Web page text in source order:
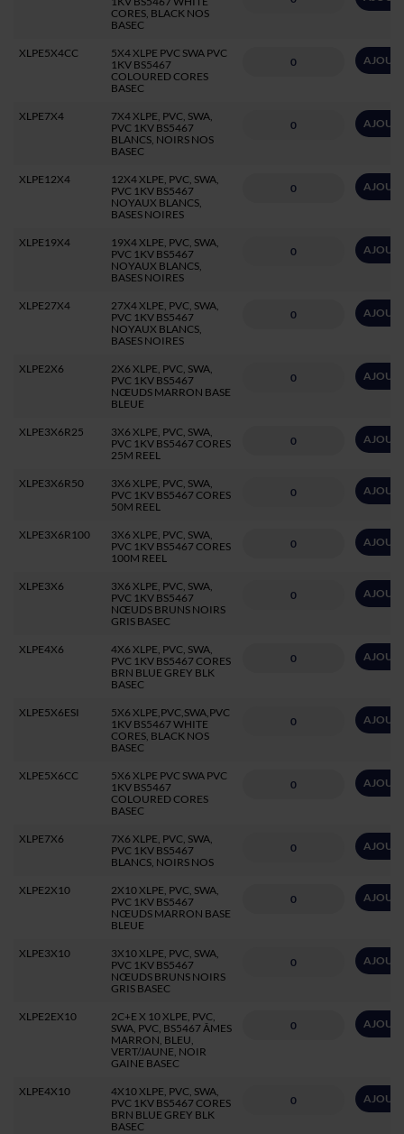
CORES, BLACK NOS
BASEC
XLPE5X4CC
5X4 XLPE PVC SWA PVC
1KV BS5467
COLOURED CORES
BASEC
XLPE7X4
7X4 XLPE, PVC, SWA,
PVC 1KV BS5467
BLANCS, NOIRS NOS
BASEC
XLPE12X4
12X4 XLPE, PVC, SWA,
PVC 1KV BS5467
NOYAUX BLANCS,
BASES NOIRES
XLPE19X4
19X4 XLPE, PVC, SWA,
PVC 1KV BS5467
NOYAUX BLANCS,
BASES NOIRES
XLPE27X4
27X4 XLPE, PVC, SWA,
PVC 1KV BS5467
NOYAUX BLANCS,
BASES NOIRES
XLPE2X6
2X6 XLPE, PVC, SWA,
PVC 1KV BS5467
NŒUDS MARRON BASE
BLEUE
XLPE3X6R25
3X6 XLPE, PVC, SWA,
PVC 1KV BS5467 CORES
25M REEL
XLPE3X6R50
3X6 XLPE, PVC, SWA,
PVC 1KV BS5467 CORES
50M REEL
XLPE3X6R100
3X6 XLPE, PVC, SWA,
PVC 1KV BS5467 CORES
100M REEL
XLPE3X6
3X6 XLPE, PVC, SWA,
PVC 1KV BS5467
NŒUDS BRUNS NOIRS
GRIS BASEC
XLPE4X6
4X6 XLPE, PVC, SWA,
PVC 1KV BS5467 CORES
BRN BLUE GREY BLK
BASEC
XLPE5X6ESI
5X6 XLPE,PVC,SWA,PVC
1KV BS5467 WHITE
CORES, BLACK NOS
BASEC
XLPE5X6CC
5X6 XLPE PVC SWA PVC
1KV BS5467
COLOURED CORES
BASEC
XLPE7X6
7X6 XLPE, PVC, SWA,
PVC 1KV BS5467
BLANCS, NOIRS NOS
XLPE2X10
2X10 XLPE, PVC, SWA,
PVC 1KV BS5467
NŒUDS MARRON BASE
BLEUE
XLPE3X10
3X10 XLPE, PVC, SWA,
PVC 1KV BS5467
NŒUDS BRUNS NOIRS
GRIS BASEC
XLPE2EX10
2C+E X 10 XLPE, PVC,
SWA, PVC, BS5467 ÂMES
MARRON, BLEU,
VERT/JAUNE, NOIR
GAINE BASEC
XLPE4X10
4X10 XLPE, PVC, SWA,
PVC 1KV BS5467 CORES
BRN BLUE GREY BLK
BASEC